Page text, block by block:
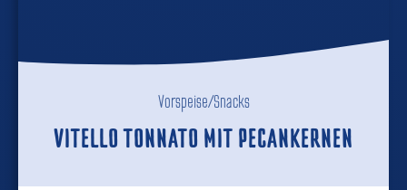
Vorspeise/Snacks
VITELLO TONNATO MIT PECANKERNEN